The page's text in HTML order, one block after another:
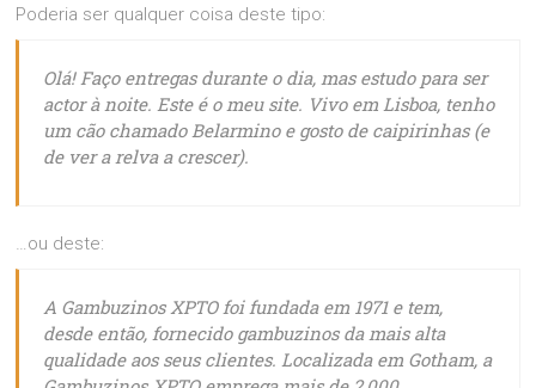
Poderia ser qualquer coisa deste tipo:
Olá! Faço entregas durante o dia, mas estudo para ser
actor à noite. Este é o meu site. Vivo em Lisboa, tenho
um cão chamado Belarmino e gosto de caipirinhas (e
de ver a relva a crescer).
…ou deste:
A Gambuzinos XPTO foi fundada em 1971 e tem,
desde então, fornecido gambuzinos da mais alta
qualidade aos seus clientes. Localizada em Gotham, a